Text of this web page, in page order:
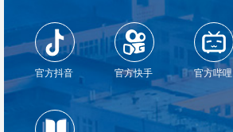
官方抖音 官方快手 官方哔哩